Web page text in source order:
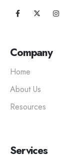
Company
Home
About Us
Resources
Services